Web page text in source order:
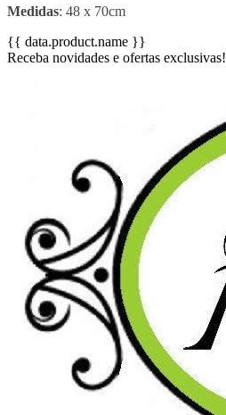
Medidas: 48 x 70cm
{{ data.product.name }}
Receba novidades e ofertas exclusivas!